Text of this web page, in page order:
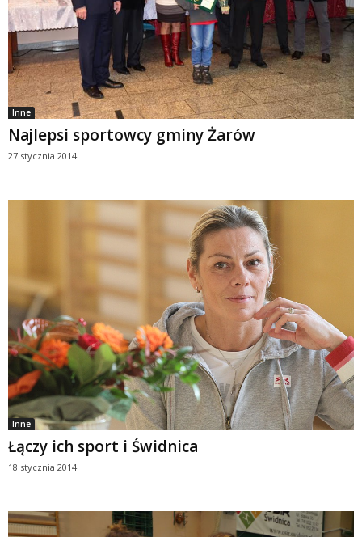
Inne
Najlepsi sportowcy gminy Żarów
27 stycznia 2014
Inne
Łączy ich sport i Świdnica
18 stycznia 2014